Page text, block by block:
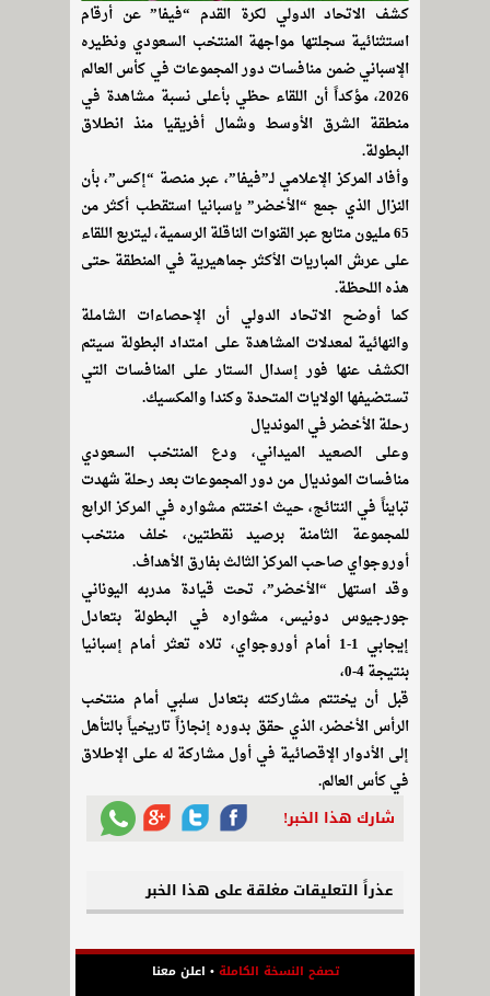
كشف الاتحاد الدولي لكرة القدم “فيفا” عن أرقام
استثنائية سجلتها مواجهة المنتخب السعودي ونظيره
الإسباني ضمن منافسات دور المجموعات في كأس العالم
2026، مؤكداً أن اللقاء حظي بأعلى نسبة مشاهدة في
منطقة الشرق الأوسط وشمال أفريقيا منذ انطلاق
البطولة.
وأفاد المركز الإعلامي لـ”فيفا”، عبر منصة “إكس”، بأن
النزال الذي جمع “الأخضر” بإسبانيا استقطب أكثر من
65 مليون متابع عبر القنوات الناقلة الرسمية، ليتربع اللقاء
على عرش المباريات الأكثر جماهيرية في المنطقة حتى
هذه اللحظة.
كما أوضح الاتحاد الدولي أن الإحصاءات الشاملة
والنهائية لمعدلات المشاهدة على امتداد البطولة سيتم
الكشف عنها فور إسدال الستار على المنافسات التي
تستضيفها الولايات المتحدة وكندا والمكسيك.
رحلة الأخضر في المونديال
وعلى الصعيد الميداني، ودع المنتخب السعودي
منافسات المونديال من دور المجموعات بعد رحلة شهدت
تبايناً في النتائج، حيث اختتم مشواره في المركز الرابع
للمجموعة الثامنة برصيد نقطتين، خلف منتخب
أوروجواي صاحب المركز الثالث بفارق الأهداف.
وقد استهل “الأخضر”، تحت قيادة مدربه اليوناني
جورجيوس دونيس، مشواره في البطولة بتعادل
إيجابي 1-1 أمام أوروجواي، تلاه تعثر أمام إسبانيا
بنتيجة 4-0،
قبل أن يختتم مشاركته بتعادل سلبي أمام منتخب
الرأس الأخضر، الذي حقق بدوره إنجازاً تاريخياً بالتأهل
إلى الأدوار الإقصائية في أول مشاركة له على الإطلاق
في كأس العالم.
شارك هذا الخبر!
عذراً التعليقات مغلقة على هذا الخبر
تصفح النسخة الكاملة• اعلن معنا